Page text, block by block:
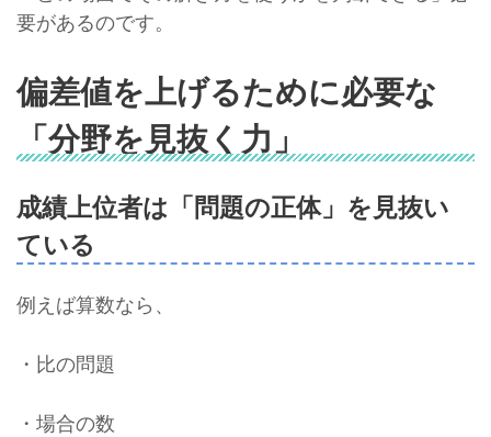
要があるのです。
偏差値を上げるために必要な
「分野を見抜く力」
成績上位者は「問題の正体」を見抜い
ている
例えば算数なら、
・比の問題
・場合の数